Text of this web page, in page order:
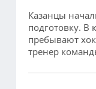
Казанцы
подготовку. В
пребывают
тренер